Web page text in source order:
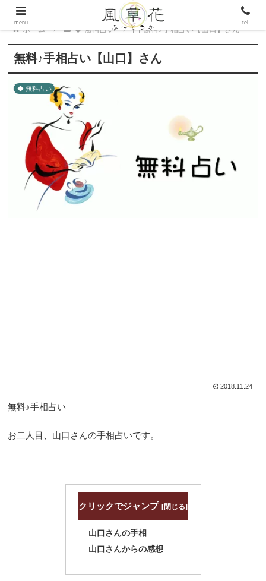
ホーム ◆ 無料占い 無料♪手相占い【山口】さん
無料♪手相占い【山口】さん
◆ 無料占い
2018.11.24
無料♪手相占い
お二人目、山口さんの手相占いです。
クリックでジャンプ
山口さんの手相
山口さんからの感想
menu tel